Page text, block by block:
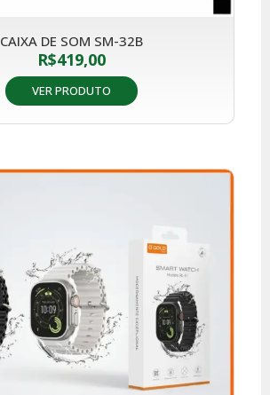
CAIXA DE SOM SM-32B
R$419,00
VER PRODUTO